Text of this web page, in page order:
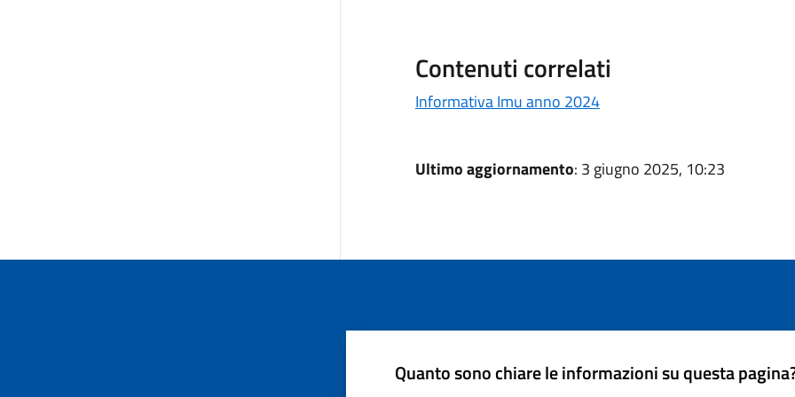
Contenuti correlati
Informativa Imu anno 2024
Ultimo aggiornamento: 3 giugno 2025, 10:23
Quanto sono chiare le informazioni su questa